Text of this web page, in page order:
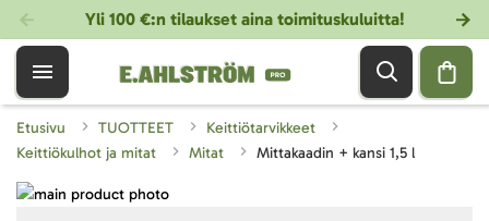
Yli 100 €:n tilaukset aina toimituskuluitta!
Etusivu TUOTTEET
Keittiötarvikkeet
Keittiökulhot ja mitat
Mitat Mittakaadin + kansi 1,5 l
Skip